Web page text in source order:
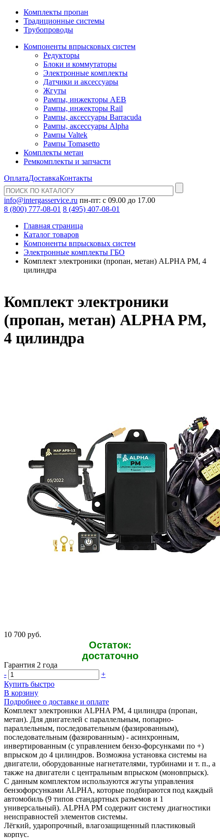
Комплекты пропан
Традиционные системы
Трубопроводы
Компоненты впрысковых систем
Редукторы
Блоки и коммутаторы
Электронные комплекты
Датчики и аксессуары
Жгуты
Рампы, инжекторы AEB
Рампы, инжекторы Rail
Рампы, аксессуары Barracuda
Рампы, аксессуары Alpha
Рампы Valtek
Рампы Tomasetto
Комплекты метан
Ремкомплекты и запчасти
ОплатаДоставкаКонтакты
info@intergasservice.ru пн-пт: с 09.00 до 17.00
8 (800) 777-08-01 8 (495) 407-08-01
Главная страница
Каталог товаров
Компоненты впрысковых систем
Электронные комплекты ГБО
Комплект электроники (пропан, метан) ALPHA PM, 4
цилиндра
Комплект электроники
(пропан, метан) ALPHA PM,
4 цилиндра
10 700 руб.
Остаток:
достаточно
Гарантия 2 года
-
+
Купить быстро
В корзину
Подробнее о доставке и оплате
Комплект электроники ALPHA PM, 4 цилиндра (пропан,
метан). Для двигателей с параллельным, попарно-
параллельным, последовательным (фазированным),
последовательным (фазированным) - асинхронным,
инвертированным (с управлением бензо-форсунками по +)
впрыском до 4 цилиндров. Возможна установка системы на
двигатели, оборудованные нагнетателями, турбинами и т. п., а
также на двигатели с центральным впрыском (моновпрыск).
С данным комплектом используются жгуты управления
бензофорсунками ALPHA, которые подбираются под каждый
автомобиль (9 типов стандартных разъемов и 1
универсальный). ALPHA PM содержит систему диагностики
неисправностей элементов системы.
Лёгкий, ударопрочный, влагозащищенный пластиковый
корпус.